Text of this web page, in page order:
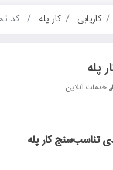
کاریابی کار پله کد تخفیف 50
پله
خدمات آنلاین